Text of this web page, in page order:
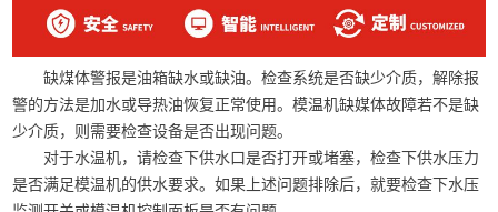
缺煤体警报是油箱缺水或缺油。检查系统是否缺少介质，解除报
警的方法是加水或导热油恢复正常使用。模温机缺媒体故障若不是缺
少介质，则需要检查设备是否出现问题。
对于水温机，请检查下供水口是否打开或堵塞，检查下供水压力
是否满足模温机的供水要求。如果上述问题排除后，就要检查下水压